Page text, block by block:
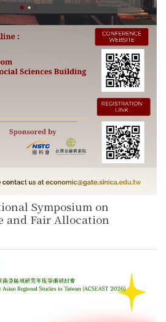
Symposium on
and Fair Allocation